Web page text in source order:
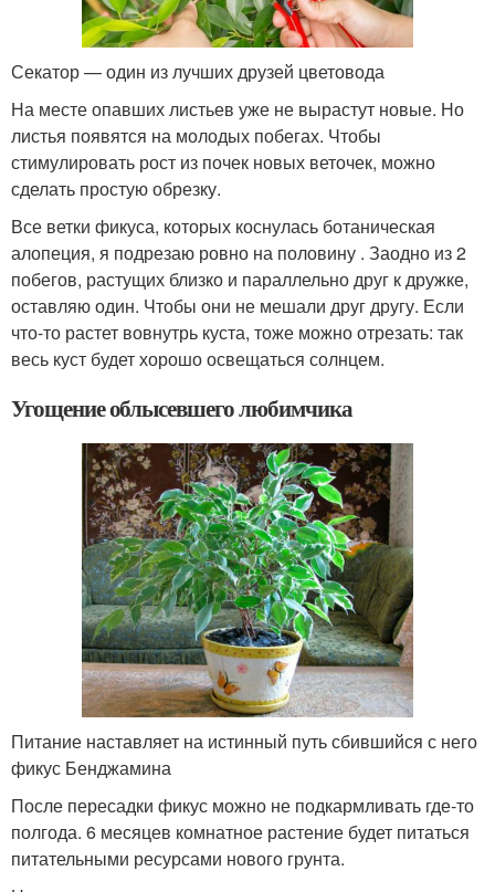
Секатор — один из лучших друзей цветовода
На месте опавших листьев уже не вырастут новые. Но
листья появятся на молодых побегах. Чтобы
стимулировать рост из почек новых веточек, можно
сделать простую обрезку.
Все ветки фикуса, которых коснулась ботаническая
алопеция, я подрезаю ровно на половину . Заодно из 2
побегов, растущих близко и параллельно друг к дружке,
оставляю один. Чтобы они не мешали друг другу. Если
что-то растет вовнутрь куста, тоже можно отрезать: так
весь куст будет хорошо освещаться солнцем.
Угощение облысевшего любимчика
Питание наставляет на истинный путь сбившийся с него
фикус Бенджамина
После пересадки фикус можно не подкармливать где-то
полгода. 6 месяцев комнатное растение будет питаться
питательными ресурсами нового грунта.